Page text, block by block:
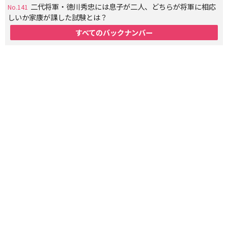
No.141 二代将軍・徳川秀忠には息子が二人、どちらが将軍に相応
しいか家康が課した試験とは？
すべてのバックナンバー